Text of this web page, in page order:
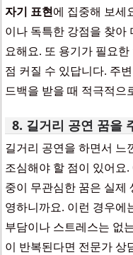
자기 표현에 집중해 보세
이나 독특한 강점을 찾아
요해요. 또 용기가 필요
점 커질 수 있답니다. 주
드백을 받을 때 적극적으
8. 길거리 공연 꿈을
길거리 공연을 하면서 느
조심해야 할 점이 있어요
중이 무관심한 꿈은 실제
영하니까요. 이런 경우에
부담이나 스트레스는 없
이 반복된다면 전문가 상